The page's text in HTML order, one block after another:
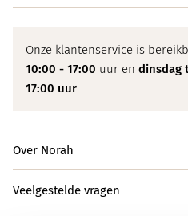
Onze klantenservice is
10:00 - 17:00 uur en dinsdag
17:00 uur.
Over Norah
Veelgestelde vragen